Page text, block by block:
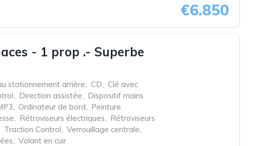
€6.850
- 1 prop .- Superbe
stationnement arrière, CD, Clé avec
, Direction assistée, Dispositif mains
, Ordinateur de bord, Peinture
, Rétroviseurs électriques, Rétroviseurs
Traction Control, Verrouillage centrale,
, Volant en cuir